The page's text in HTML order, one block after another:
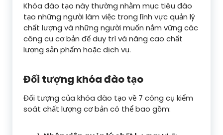
Khóa đào tạo này thường nhằm mục tiêu đào
tạo những người làm việc trong lĩnh vực quản lý
chất lượng và những người muốn nắm vững các
công cụ cơ bản để duy trì và nâng cao chất
lượng sản phẩm hoặc dịch vụ.
Đối tượng khóa đào tạo
Đối tượng của khóa đào tạo về 7 công cụ kiểm
soát chất lượng cơ bản có thể bao gồm: